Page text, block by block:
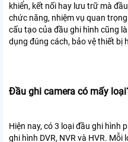
khiển, kết nối hay lưu trữ mà
chức năng, nhiệm vụ quan
cấu tạo của đầu ghi hình cũng
dụng đúng cách, bảo vệ thiết bị
Đầu ghi camera có mấy
Hiện nay, có 3 loại đầu ghi hình
ghi hình DVR, NVR và HVR.